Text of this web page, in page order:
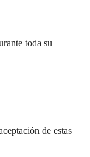
toda su
de estas